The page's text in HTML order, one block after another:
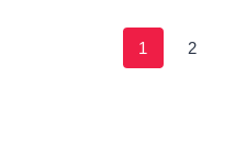
1 2